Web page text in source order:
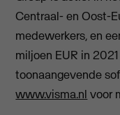
Centraal- en Oost-
medewerkers, en
miljoen EUR in
toonaangevende
www.visma.nl voor